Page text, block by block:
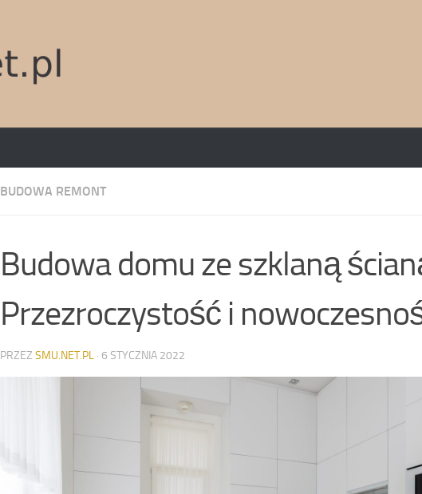
BUDOWA REMONT
Budowa domu ze szklaną
Przezroczystość i
PRZEZ SMU.NET.PL · 6 STYCZNIA 2022